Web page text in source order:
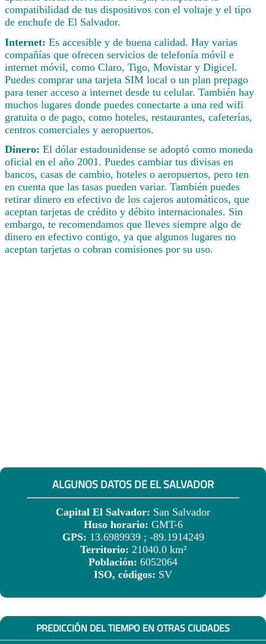
compatibilidad de tus dispositivos con el voltaje y el tipo
de enchufe de El Salvador.
Internet: Es accesible y de buena calidad. Hay varias
compañías que ofrecen servicios de telefonía móvil e
internet móvil, como Claro, Tigo, Movistar y Digicel.
Puedes comprar una tarjeta SIM local o un plan prepago
para tener acceso a internet desde tu celular. También hay
muchos lugares donde puedes conectarte a una red wifi
gratuita o de pago, como hoteles, restaurantes, cafeterías,
centros comerciales y aeropuertos.
Dinero: El dólar estadounidense se adoptó como moneda
oficial en el año 2001. Puedes cambiar tus divisas en
bancos, casas de cambio, hoteles o aeropuertos, pero ten
en cuenta que las tasas pueden variar. También puedes
retirar dinero en efectivo de los cajeros automáticos, que
aceptan tarjetas de crédito y débito internacionales. Sin
embargo, te recomendamos que lleves siempre algo de
dinero en efectivo contigo, ya que algunos lugares no
aceptan tarjetas o cobran comisiones por su uso.
ALGUNOS DATOS DE EL SALVADOR
Capital El Salvador: San Salvador
Huso horario: GMT-6
GPS: 13.6989939 ; -89.1914249
Territorio: 21040.0 km²
Población: 6052064
ISO, códigos: SV
PREDICCIÓN DEL TIEMPO EN OTRAS CIUDADES